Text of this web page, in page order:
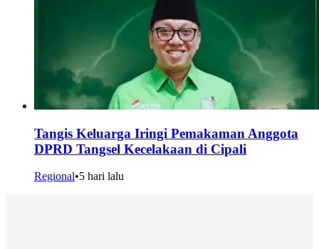
Tangis Keluarga Iringi Pemakaman Anggota
DPRD Tangsel Kecelakaan di Cipali
Regional•5 hari lalu